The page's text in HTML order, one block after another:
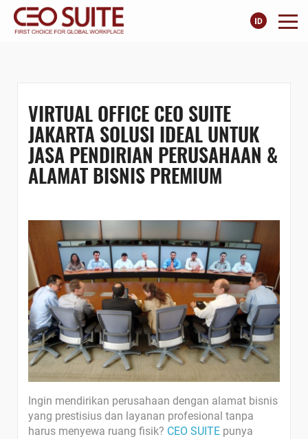
VIRTUAL OFFICE CEO SUITE
JAKARTA SOLUSI IDEAL UNTUK
JASA PENDIRIAN PERUSAHAAN &
ALAMAT BISNIS PREMIUM
Ingin mendirikan perusahaan dengan alamat bisnis
yang prestisius dan layanan profesional tanpa
harus menyewa ruang fisik? CEO SUITE punya